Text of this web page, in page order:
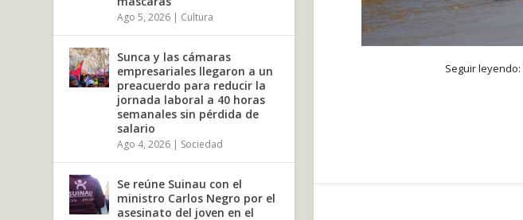
Seguir leyendo:
Ago 5, 2026 | Cultura
Sunca y las cámaras
empresariales llegaron a un
preacuerdo para reducir la
jornada laboral a 40 horas
semanales sin pérdida de
salario
Ago 4, 2026 | Sociedad
Se reúne Suinau con el
ministro Carlos Negro por el
asesinato del joven en el